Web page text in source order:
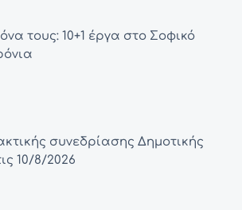
τους: 10+1 έργα στο Σοφικό
συνεδρίασης Δημοτικής
10/8/2026